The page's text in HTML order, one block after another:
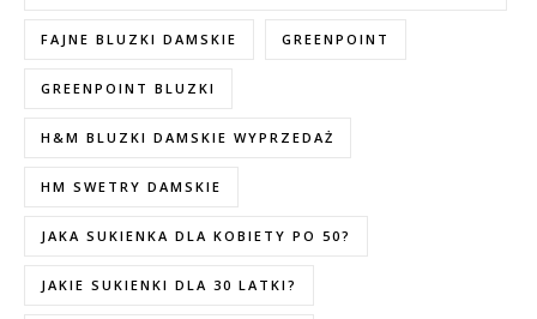
FAJNE BLUZKI DAMSKIE GREENPOINT
GREENPOINT BLUZKI
H&M BLUZKI DAMSKIE WYPRZEDAŻ
HM SWETRY DAMSKIE
JAKA SUKIENKA DLA KOBIETY PO 50?
JAKIE SUKIENKI DLA 30 LATKI?